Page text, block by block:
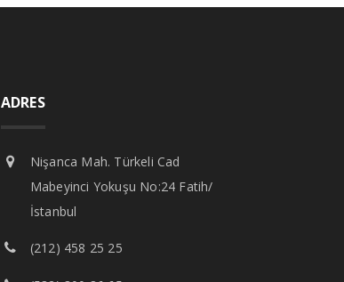
ADRES
Nişanca Mah. Türkeli Cad
Mabeyinci Yokuşu No:24 Fatih/
İstanbul
(212) 458 25 25